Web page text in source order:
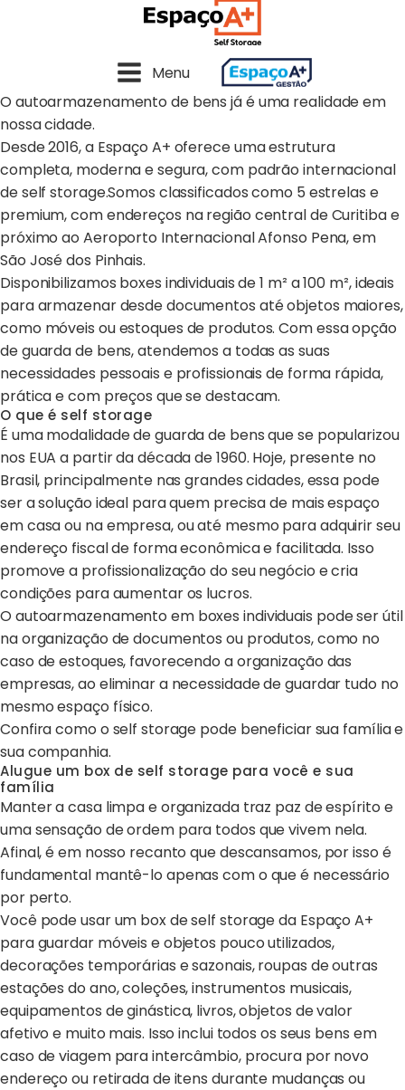
Menu
O autoarmazenamento de bens já é uma realidade em
nossa cidade.
Desde 2016, a Espaço A+ oferece uma estrutura
completa, moderna e segura, com padrão internacional
de self storage.Somos classificados como 5 estrelas e
premium, com endereços na região central de Curitiba e
próximo ao Aeroporto Internacional Afonso Pena, em
São José dos Pinhais.
Disponibilizamos boxes individuais de 1 m² a 100 m², ideais
para armazenar desde documentos até objetos maiores,
como móveis ou estoques de produtos. Com essa opção
de guarda de bens, atendemos a todas as suas
necessidades pessoais e profissionais de forma rápida,
prática e com preços que se destacam.
O que é self storage
É uma modalidade de guarda de bens que se popularizou
nos EUA a partir da década de 1960. Hoje, presente no
Brasil, principalmente nas grandes cidades, essa pode
ser a solução ideal para quem precisa de mais espaço
em casa ou na empresa, ou até mesmo para adquirir seu
endereço fiscal de forma econômica e facilitada. Isso
promove a profissionalização do seu negócio e cria
condições para aumentar os lucros.
O autoarmazenamento em boxes individuais pode ser útil
na organização de documentos ou produtos, como no
caso de estoques, favorecendo a organização das
empresas, ao eliminar a necessidade de guardar tudo no
mesmo espaço físico.
Confira como o self storage pode beneficiar sua família e
sua companhia.
Alugue um box de self storage para você e sua
família
Manter a casa limpa e organizada traz paz de espírito e
uma sensação de ordem para todos que vivem nela.
Afinal, é em nosso recanto que descansamos, por isso é
fundamental mantê-lo apenas com o que é necessário
por perto.
Você pode usar um box de self storage da Espaço A+
para guardar móveis e objetos pouco utilizados,
decorações temporárias e sazonais, roupas de outras
estações do ano, coleções, instrumentos musicais,
equipamentos de ginástica, livros, objetos de valor
afetivo e muito mais. Isso inclui todos os seus bens em
caso de viagem para intercâmbio, procura por novo
endereço ou retirada de itens durante mudanças ou